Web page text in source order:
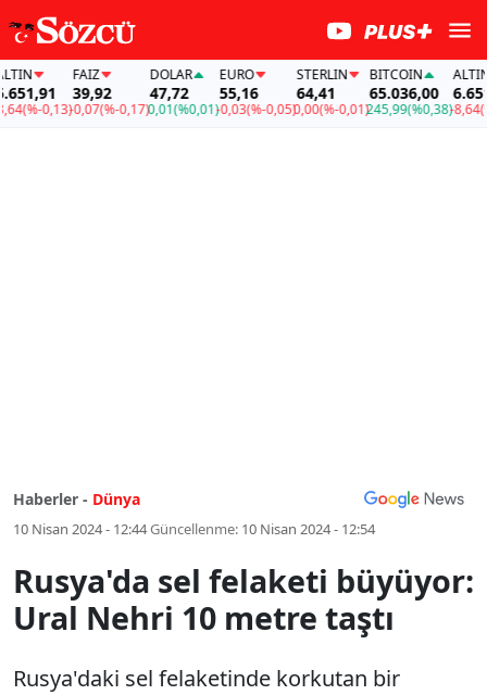
0,13)
FAİZ
39,92
-0,07(%-0,17)
DOLAR
47,72
0,01(%0,01)
EURO
55,16
-0,03(%-0,05)
STERLIN
64,41
0,00(%-0,01)
BITCOIN
65.036,00
245,99(%0,38)
ALTIN
6.651,91
-8,64(%-
Haberler - Dünya
10 Nisan 2024 - 12:44Güncellenme: 10 Nisan 2024 - 12:54
Rusya'da sel felaketi büyüyor:
Ural Nehri 10 metre taştı
Rusya'daki sel felaketinde korkutan bir